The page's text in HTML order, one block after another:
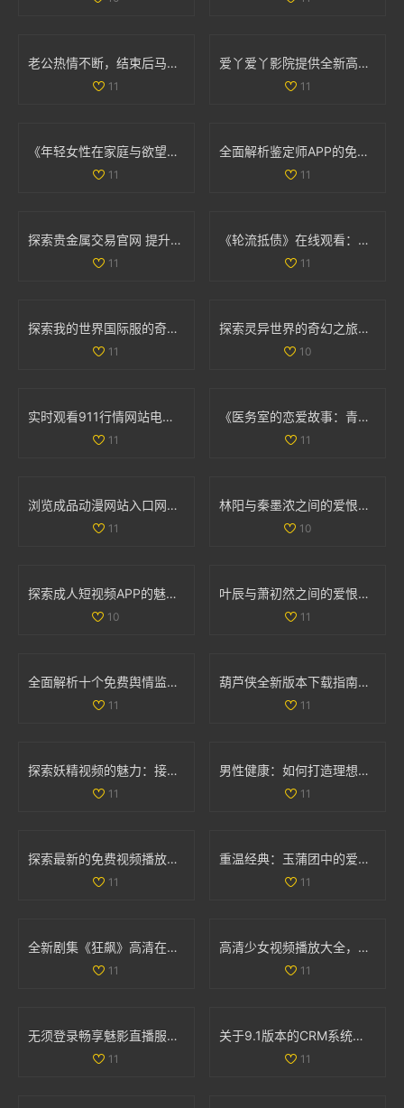
老公热情不断，结束后马上又要求的故事分享
11
爱丫爱丫影院提供全新高清免费看影片体验，尽享视听盛宴
11
《年轻女性在家庭与欲望之间的复杂抉择与心灵探索》
11
全面解析鉴定师APP的免费使用方法及功能介绍
11
探索贵金属交易官网 提升您的投资体验与市场洞察力
11
《轮流抵债》在线观看：一起见证如何巧妙应对债务危机的故事
11
探索我的世界国际服的奇妙冒险与无尽乐趣体验
11
探索灵异世界的奇幻之旅：扌喿辶畐中的神秘故事与角色解析
10
实时观看911行情网站电视直播获取最新市场动态与分析
11
《医务室的恋爱故事：青春萌动下的校园情缘全集》
11
浏览成品动漫网站入口网页版的详细操作指南与使用技巧
11
林阳与秦墨浓之间的爱恨纠葛完整版小说免费阅读版探秘
10
探索成人短视频APP的魅力与创新，全新抖抈平台等你来体验
10
叶辰与萧初然之间的爱恨纠葛揭示了命运的复杂与温暖
11
全面解析十个免费舆情监测网站助您快速掌握舆情动态
11
葫芦侠全新版本下载指南，畅享丰富功能与优质内容体验
11
探索妖精视频的魅力：接触幻想世界的新视角与新体验
11
男性健康：如何打造理想的阴茎特征与护理方法分享
11
探索最新的免费视频播放平台，畅享丰富影视资源与精彩内容
11
重温经典：玉蒲团中的爱欲与挣扎交织的精彩故事
11
全新剧集《狂飙》高清在线免费观看，热血剧情引人入胜不容错过
11
高清少女视频播放大全，畅享青春魅力与精彩瞬间
11
无须登录畅享魅影直播服务，游客轻松体验精彩内容
11
关于9.1版本的CRM系统更新与功能介绍详解
11